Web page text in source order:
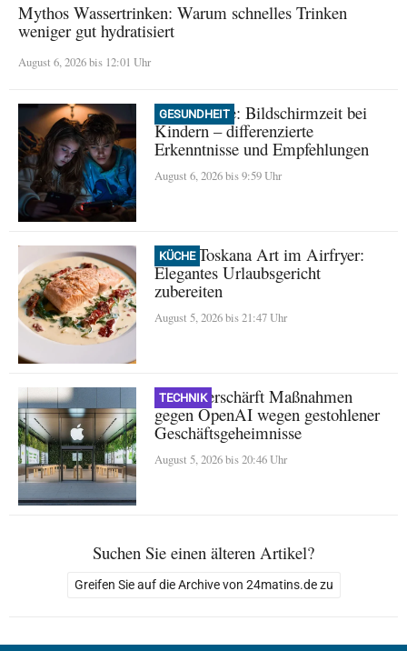
Mythos Wassertrinken: Warum schnelles Trinken
weniger gut hydratisiert
August 6, 2026 bis 12:01 Uhr
GESUNDHEIT
Neue Studie: Bildschirmzeit bei
Kindern – differenzierte
Erkenntnisse und Empfehlungen
August 6, 2026 bis 9:59 Uhr
KÜCHE
Lachs Toskana Art im Airfryer:
Elegantes Urlaubsgericht
zubereiten
August 5, 2026 bis 21:47 Uhr
TECHNIK
Apple verschärft Maßnahmen
gegen OpenAI wegen gestohlener
Geschäftsgeheimnisse
August 5, 2026 bis 20:46 Uhr
Suchen Sie einen älteren Artikel?
Greifen Sie auf die Archive von 24matins.de zu